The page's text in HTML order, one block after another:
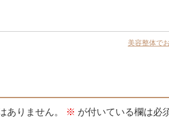
美容整体で
ありません。 ※ が付いている欄は必